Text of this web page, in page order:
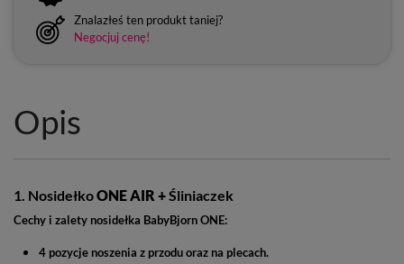
Znalazłeś ten produkt taniej?
Negocjuj cenę!
Opis
1. NosidełkoONE AIR +Śliniaczek
Cechy i zalety nosidełka BabyBjorn ONE:
4 pozycje noszenia z przodu oraz na plecach.